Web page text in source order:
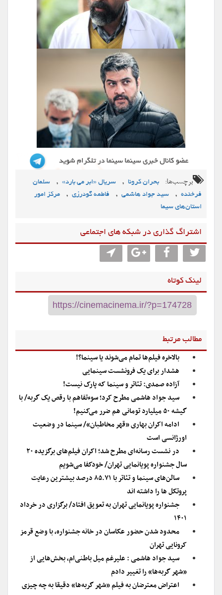
برچسب‌ها: بحران کرونا , سریال «ابر می بارد» ,
سلمان
فرخنده , سید جواد هاشمی , فاطمه گودرزی ,
مرکز امور
استان‌های سیما
اشتراگ گذاری در شبکه های اجتماعی
لینک کوتاه
مطالب مرتبط
بالاخره فیلم‌ها تمام می‌شوند یا سینما؟!
هشدار برای یک فرونشست سینمایی
آزاده صمدی: تئاتر و سینما که پارک نیست!
سید جواد هاشمی مطرح کرد؛ سوءتفاهم با رقص یک گربه/ با
گیشه ۵۰ میلیارد تومانی هم ضرر می‌کنیم!
ادامه اکران بهاری «قهر مخاطبان»/ سینما در وضعیت
اورژانسی است
در نشست رسانه‌ای مطرح شد؛ اکران فیلم‌های برگزیده‌ ۲۰
سال جشنواره پویانمایی تهران/ خودکفا می‌شویم
سالن‌های سینما و تئاتر با ۸۵.۷۱ درصد بیشترین رعایت
پروتکل ها را داشته اند
جشنواره پویانمایی تهران به تعویق افتاد/ برگزاری در خرداد
۱۴۰۱
محدود شدن حضور عکاسان در خانه جشنواره، با وضع قرمز
کرونایی تهران
سید جواد هاشمی : علیرغم میل باطنی‌ام، بخش‌هایی از
«شهر گربه‌ها» را تغییر دادم
اعتراض معترضان به فیلم «شهر گربه‌ها» دقیقا به چه چیزی